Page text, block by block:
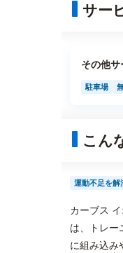
サー
その他サ
駐車場
こん
運動不足を解
カーブス
は、トレー
に組み込み